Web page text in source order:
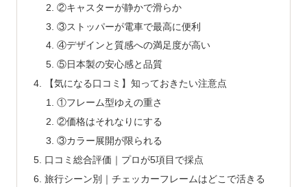
②キャスターが静かで滑らか
③ストッパーが電車で最高に便利
④デザインと質感への満足度が高い
⑤日本製の安心感と品質
【気になる口コミ】知っておきたい注意点
①フレーム型ゆえの重さ
②価格はそれなりにする
③カラー展開が限られる
口コミ総合評価｜プロが5項目で採点
旅行シーン別｜チェッカーフレームはどこで活きる